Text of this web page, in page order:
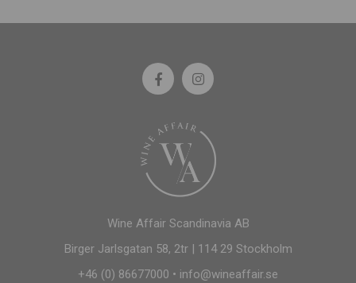
Wine Affair Scandinavia AB
Birger Jarlsgatan 58, 2tr | 114 29 Stockholm
+46 (0) 86677000 • info@wineaffair.se